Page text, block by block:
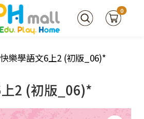
0
快樂學語文6上2 (初版_06)*
2 (初版_06)*